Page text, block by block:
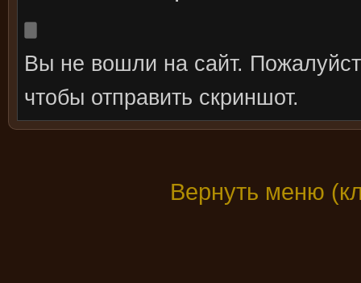
Вы не вошли на сайт.
чтобы отправить скриншот.
Вернуть меню